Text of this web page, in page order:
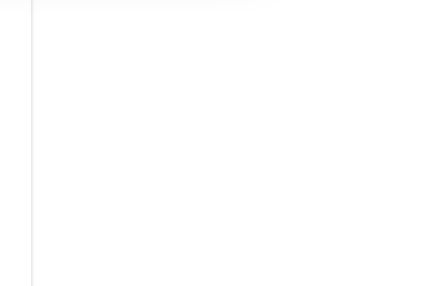
kullanılacaktır.
ilişkin detaylı bilgi için Ayarlar
okumak ve sitemizde ilgili